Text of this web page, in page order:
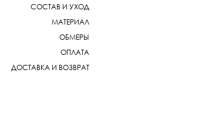
нежные розовые
фона образуют
Платье для летнего
СОСТАВ И УХОД
МАТЕРИАЛ
ОБМЕРЫ
ОПЛАТА
ДОСТАВКА И ВОЗВРАТ